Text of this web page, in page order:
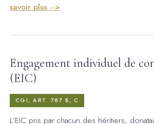
savoir plus -->
Engagement individuel de
(EIC)
CGI, ART. 787 B, C
L’EIC pris par chacun des héritiers,